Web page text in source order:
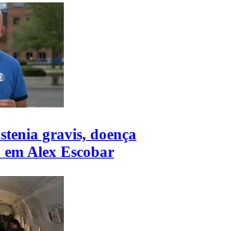
gravis, doença
Alex Escobar